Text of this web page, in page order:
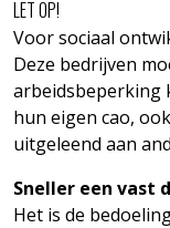
LET OP!
Voor sociaal
Deze bedrijven
arbeidsbeperking
hun eigen cao,
uitgeleend aan
Sneller een vast
Het is de